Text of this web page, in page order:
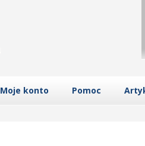
Moje konto Pomoc